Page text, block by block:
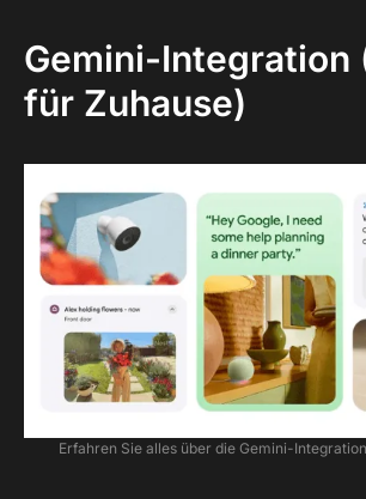
Gemini-Integration
für Zuhause)
Erfahren Sie alles über die Gemini-